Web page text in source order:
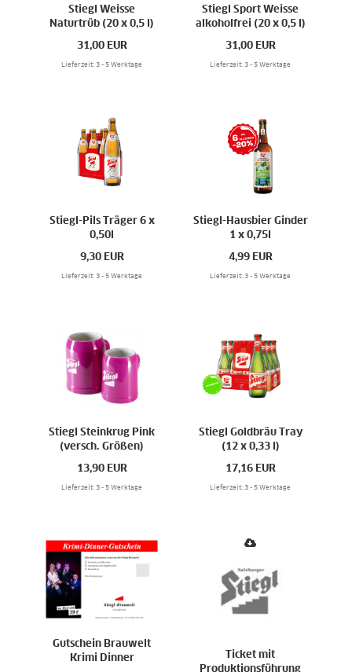
Stiegl Weisse
Naturtrüb (20 x 0,5 l)
31,00 EUR
Lieferzeit: 3 - 5 Werktage
Stiegl Sport Weisse
alkoholfrei (20 x 0,5 l)
31,00 EUR
Lieferzeit: 3 - 5 Werktage
Stiegl-Pils Träger 6 x
0,50l
9,30 EUR
Lieferzeit: 3 - 5 Werktage
Stiegl-Hausbier Ginder
1 x 0,75l
4,99 EUR
Lieferzeit: 3 - 5 Werktage
Stiegl Steinkrug Pink
(versch. Größen)
13,90 EUR
Lieferzeit: 3 - 5 Werktage
Stiegl Goldbräu Tray
(12 x 0,33 l)
17,16 EUR
Lieferzeit: 3 - 5 Werktage
Gutschein Brauwelt
Krimi Dinner
Ticket mit
Produktionsführung